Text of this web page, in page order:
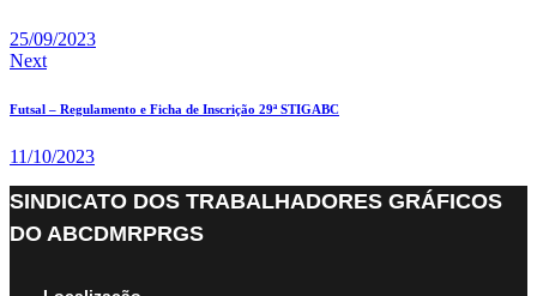
25/09/2023
Next
Futsal – Regulamento e Ficha de Inscrição 29ª STIGABC
11/10/2023
SINDICATO DOS TRABALHADORES GRÁFICOS
DO ABCDMRPRGS